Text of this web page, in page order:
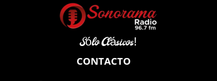
Sólo Clásicos!
CONTACTO